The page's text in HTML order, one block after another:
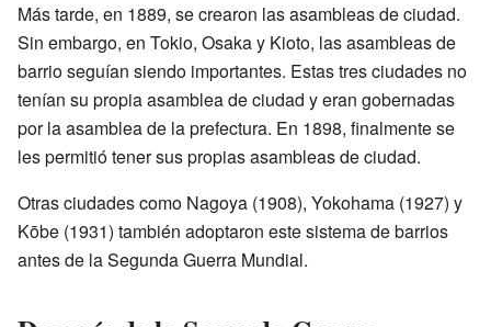
Más tarde, en 1889, se crearon las asambleas de ciudad.
Sin embargo, en Tokio, Osaka y Kioto, las asambleas de
barrio seguían siendo importantes. Estas tres ciudades no
tenían su propia asamblea de ciudad y eran gobernadas
por la asamblea de la prefectura. En 1898, finalmente se
les permitió tener sus propias asambleas de ciudad.
Otras ciudades como Nagoya (1908), Yokohama (1927) y
Kōbe (1931) también adoptaron este sistema de barrios
antes de la Segunda Guerra Mundial.